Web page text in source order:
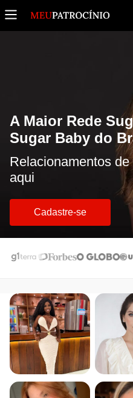
A Maior Rede
Sugar Baby do
Relacionamentos
aqui
Cadastre-se